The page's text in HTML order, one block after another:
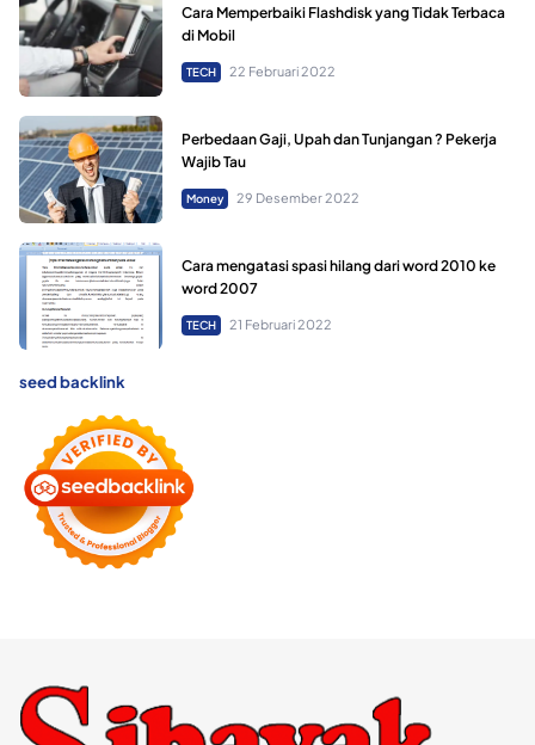
Cara Memperbaiki Flashdisk yang Tidak Terbaca
di Mobil
TECH 22 Februari 2022
Perbedaan Gaji, Upah dan Tunjangan ? Pekerja
Wajib Tau
Money 29 Desember 2022
Cara mengatasi spasi hilang dari word 2010 ke
word 2007
TECH 21 Februari 2022
seed backlink